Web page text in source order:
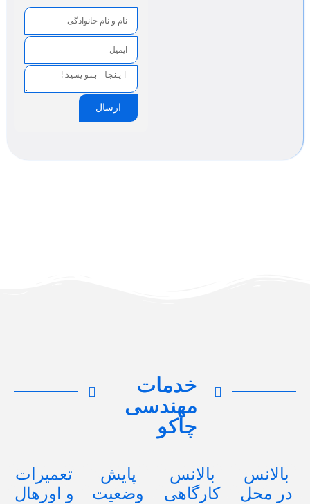
ارسال
خدمات
مهندسی
چاکو
بالانس
در محل
بالانس
کارگاهی
پایش
وضعیت
تعمیرات
و اورهال